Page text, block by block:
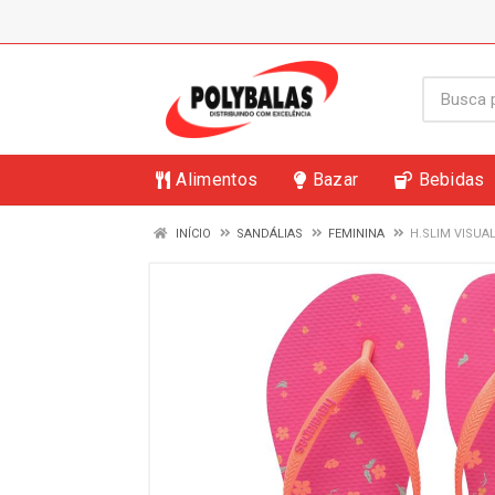
Alimentos Bazar Bebidas
INÍCIO SANDÁLIAS FEMININA H.SLIM